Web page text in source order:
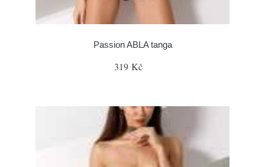
Passion ABLA tanga
319 Kč